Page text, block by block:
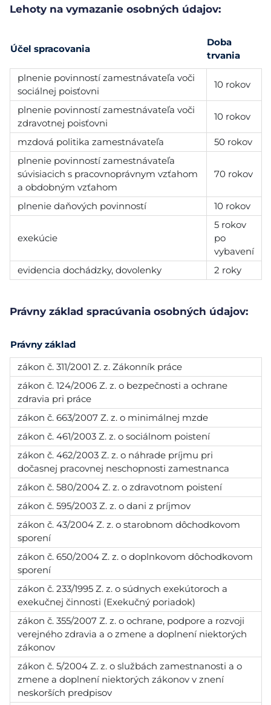
Lehoty na vymazanie osobných údajov:
Účel spracovania
Doba
trvania
plnenie povinností zamestnávateľa voči
sociálnej poisťovni
10 rokov
plnenie povinností zamestnávateľa voči
zdravotnej poisťovni
10 rokov
mzdová politika zamestnávateľa
50 rokov
plnenie povinností zamestnávateľa
súvisiacich s pracovnoprávnym vzťahom
a obdobným vzťahom
70 rokov
plnenie daňových povinností 10 rokov
exekúcie
5 rokov
po
vybavení
evidencia dochádzky, dovolenky
2 roky
Právny základ spracúvania osobných údajov:
Právny základ
zákon č. 311/2001 Z. z. Zákonník práce
zákon č. 124/2006 Z. z. o bezpečnosti a ochrane
zdravia pri práce
zákon č. 663/2007 Z. z. o minimálnej mzde
zákon č. 461/2003 Z. z. o sociálnom poistení
zákon č. 462/2003 Z. z. o náhrade príjmu pri
dočasnej pracovnej neschopnosti zamestnanca
zákon č. 580/2004 Z. z. o zdravotnom poistení
zákon č. 595/2003 Z. z. o dani z príjmov
zákon č. 43/2004 Z. z. o starobnom dôchodkovom
sporení
zákon č. 650/2004 Z. z. o doplnkovom dôchodkovom
sporení
zákon č. 233/1995 Z. z. o súdnych exekútoroch a
exekučnej činnosti (Exekučný poriadok)
zákon č. 355/2007 Z. z. o ochrane, podpore a rozvoji
verejného zdravia a o zmene a doplnení niektorých
zákonov
zákon č. 5/2004 Z. z. o službách zamestnanosti a o
zmene a doplnení niektorých zákonov v znení
neskorších predpisov